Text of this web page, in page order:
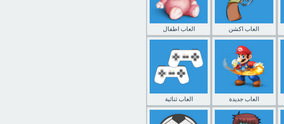
العاب اطفال العاب اكشن
العاب ثنائية العاب جديدة